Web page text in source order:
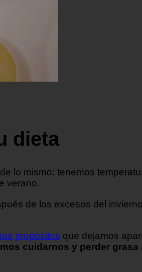
dieta
lo mismo: tenemos
verano.
de los excesos del
propósitos que dejamos
cuidarnos y perder